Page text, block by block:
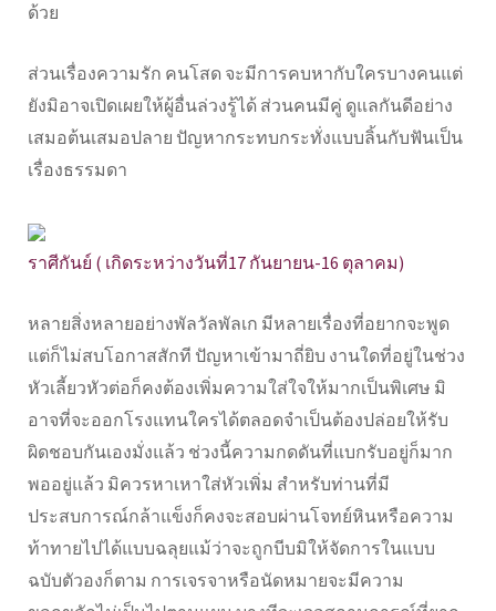
ด้วย
ส่วนเรื่องความรัก คนโสด จะมีการคบหากับใครบางคนแต่
ยังมิอาจเปิดเผยให้ผู้อื่นล่วงรู้ได้ ส่วนคนมีคู่ ดูแลกันดีอย่าง
เสมอต้นเสมอปลาย ปัญหากระทบกระทั่งแบบลิ้นกับฟันเป็น
เรื่องธรรมดา
ราศีกันย์ ( เกิดระหว่างวันที่17 กันยายน-16 ตุลาคม)
หลายสิ่งหลายอย่างพัลวัลพัลเก มีหลายเรื่องที่อยากจะพูด
แต่ก็ไม่สบโอกาสสักที ปัญหาเข้ามาถี่ยิบ งานใดที่อยู่ในช่วง
หัวเลี้ยวหัวต่อก็คงต้องเพิ่มความใส่ใจให้มากเป็นพิเศษ มิ
อาจที่จะออกโรงแทนใครได้ตลอดจำเป็นต้องปล่อยให้รับ
ผิดชอบกันเองมั่งแล้ว ช่วงนี้ความกดดันที่แบกรับอยู่ก็มาก
พออยู่แล้ว มิควรหาเหาใส่หัวเพิ่ม สำหรับท่านที่มี
ประสบการณ์กล้าแข็งก็คงจะสอบผ่านโจทย์หินหรือความ
ท้าทายไปได้แบบฉลุยแม้ว่าจะถูกบีบมิให้จัดการในแบบ
ฉบับตัวองก็ตาม การเจรจาหรือนัดหมายจะมีความ